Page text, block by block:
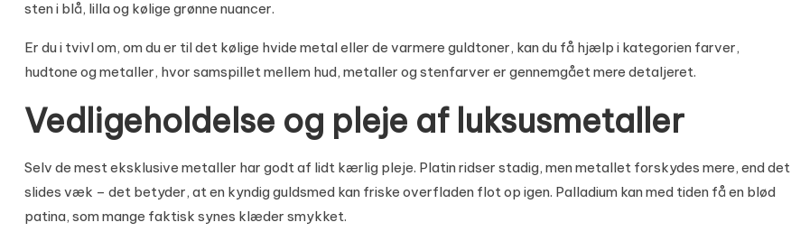
sten i blå, lilla og kølige grønne nuancer.
Er du i tvivl om, om du er til det kølige hvide metal eller de varmere guldtoner, kan du få hjælp i kategorien farver,
hudtone og metaller, hvor samspillet mellem hud, metaller og stenfarver er gennemgået mere detaljeret.
Vedligeholdelse og pleje af luksusmetaller
Selv de mest eksklusive metaller har godt af lidt kærlig pleje. Platin ridser stadig, men metallet forskydes mere, end det
slides væk – det betyder, at en kyndig guldsmed kan friske overfladen flot op igen. Palladium kan med tiden få en blød
patina, som mange faktisk synes klæder smykket.